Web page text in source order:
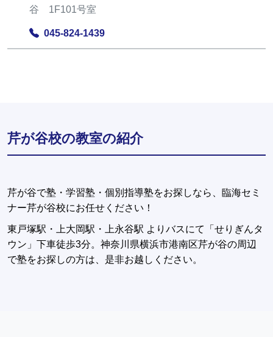
谷 1F101号室
045-824-1439
芹が谷校の教室の紹介
芹が谷で塾・学習塾・個別指導塾をお探しなら、臨海セミ
ナー芹が谷校にお任せください！
東戸塚駅・上大岡駅・上永谷駅 よりバスにて「せりぎんタ
ウン」下車徒歩3分。神奈川県横浜市港南区芹が谷の周辺
で塾をお探しの方は、是非お越しください。